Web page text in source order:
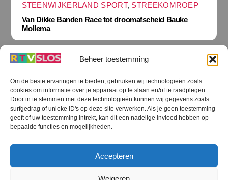
Beheer toestemming
Om de beste ervaringen te bieden, gebruiken wij technologieën zoals
cookies om informatie over je apparaat op te slaan en/of te raadplegen.
Door in te stemmen met deze technologieën kunnen wij gegevens zoals
surfgedrag of unieke ID's op deze site verwerken. Als je geen toestemming
geeft of uw toestemming intrekt, kan dit een nadelige invloed hebben op
bepaalde functies en mogelijkheden.
Accepteren
STEENWIJKERLAND SPORT, STREEKOMROEP
Van Dikke Banden Race tot droomafscheid Bauke
Mollema
Terug
naar
boven
RTV SLOS
RTV SLOS ANBI